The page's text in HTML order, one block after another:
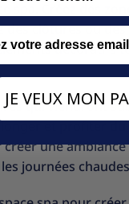
spa. Créez des
des clôtures ou
décoratifs
qui viendront
et profiter du
une
journées
JE VEUX MON